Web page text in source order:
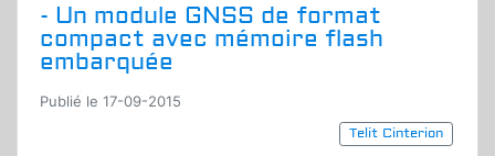
- Un module GNSS de format
compact avec mémoire flash
embarquée
Publié le 17-09-2015
Telit Cinterion